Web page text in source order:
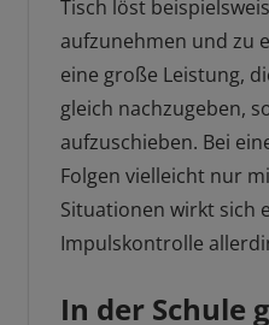
Tisch löst
aufzunehmen und zu
eine große Leistung,
gleich nachzugeben,
aufzuschieben. Bei
Folgen vielleicht nur
Situationen wirkt sich
Impulskontrolle
In der Schule